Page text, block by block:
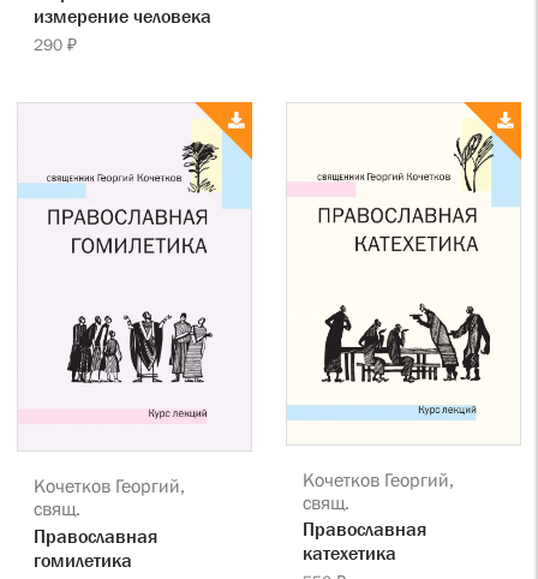
измерение человека
290 ₽
Кочетков Георгий,
свящ.
Православная
гомилетика
Кочетков Георгий,
свящ.
Православная
катехетика